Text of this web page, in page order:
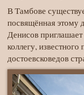
В Тамбове
посвящённая этому
Денисов
коллегу,
достоевсковедов